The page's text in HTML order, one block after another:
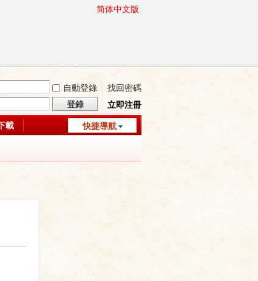
简体中文版
自動登錄
找回密碼
登錄
立即注冊
快捷導航
載